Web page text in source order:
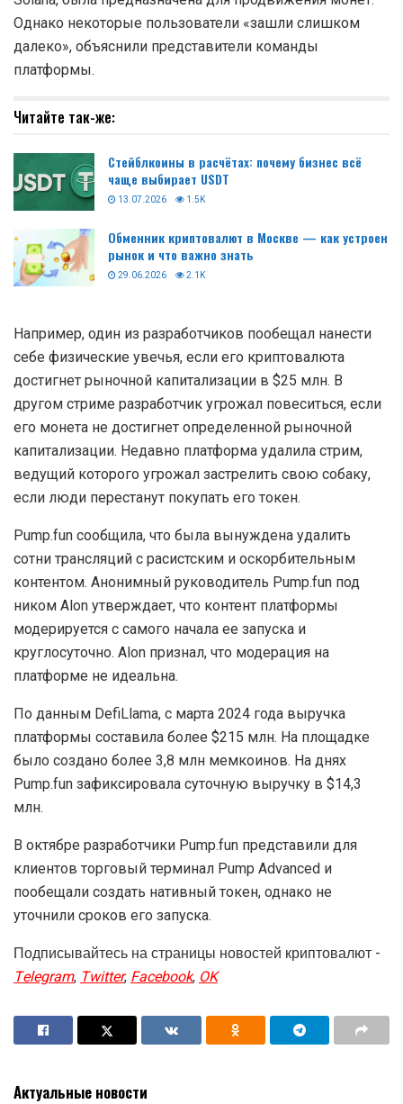
Однако некоторые пользователи «зашли слишком
далеко», объяснили представители команды
платформы.
Читайте так-же:
Стейблкоины в расчётах: почему бизнес всё
чаще выбирает USDT
13.07.2026 1.5K
Обменник криптовалют в Москве — как устроен
рынок и что важно знать
29.06.2026 2.1K
Например, один из разработчиков пообещал нанести
себе физические увечья, если его криптовалюта
достигнет рыночной капитализации в $25 млн. В
другом стриме разработчик угрожал повеситься, если
его монета не достигнет определенной рыночной
капитализации. Недавно платформа удалила стрим,
ведущий которого угрожал застрелить свою собаку,
если люди перестанут покупать его токен.
Pump.fun сообщила, что была вынуждена удалить
сотни трансляций с расистским и оскорбительным
контентом. Анонимный руководитель Pump.fun под
ником Alon утверждает, что контент платформы
модерируется с самого начала ее запуска и
круглосуточно. Alon признал, что модерация на
платформе не идеальна.
По данным DefiLlama, с марта 2024 года выручка
платформы составила более $215 млн. На площадке
было создано более 3,8 млн мемкоинов. На днях
Pump.fun зафиксировала суточную выручку в $14,3
млн.
В октябре разработчики Pump.fun представили для
клиентов торговый терминал Pump Advanced и
пообещали создать нативный токен, однако не
уточнили сроков его запуска.
Подписывайтесь на страницы новостей криптовалют -
Telegram,Twitter,Facebook,OK
Актуальные новости